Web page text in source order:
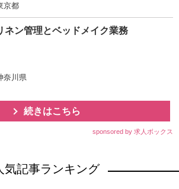
京都
ネン管理とベッドメイク業務
奈川県
続きはこちら
sponsored by 求人ボックス
気記事ランキング